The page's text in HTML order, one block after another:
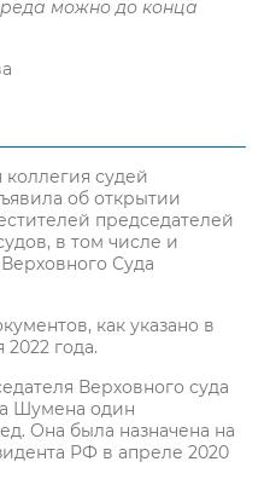
можно до конца
судей
об открытии
председателей
в том числе и
Суда
как указано в
года.
Верховного суда
Шумена один
Она была назначена на
РФ в апреле 2020